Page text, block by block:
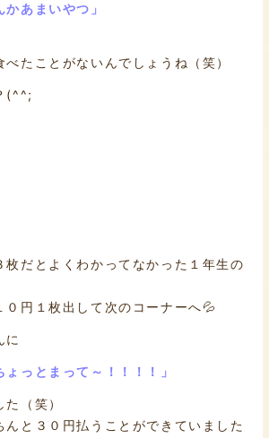
かあまいやつ」
たことがないんでしょうね（笑）
(^^;
枚だとよくわかってなかった１年生の
０円１枚出して次のコーナーへ💦
に
っとまって～！！！！」
（笑）
んと３０円払うことができていました